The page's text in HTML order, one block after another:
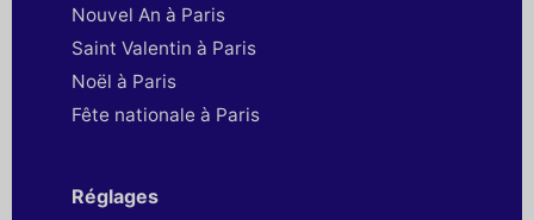
Nouvel An à Paris
Saint Valentin à Paris
Noël à Paris
Fête nationale à Paris
Réglages